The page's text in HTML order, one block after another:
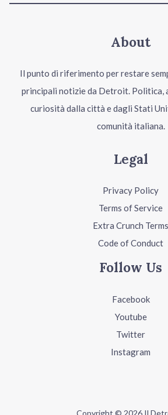
About
Il punto di riferimento per restare
principali notizie da Detroit. Politica,
curiosità dalla città e dagli Stati
comunità italiana.
Legal
Privacy Policy
Terms of Service
Extra Crunch Terms
Code of Conduct
Follow Us
Facebook
Youtube
Twitter
Instagram
Copyright © 2026 Il